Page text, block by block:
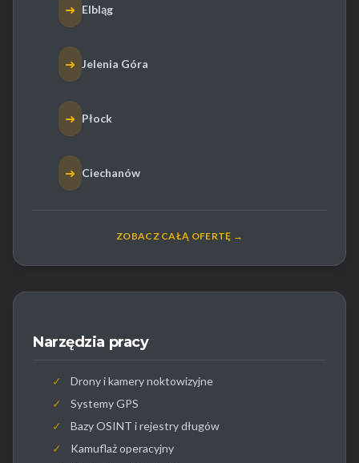
➜ Elbląg
➜ Jelenia Góra
➜ Płock
➜ Ciechanów
ZOBACZ CAŁĄ OFERTĘ →
Narzędzia pracy
✓
Drony i kamery noktowizyjne
✓
Systemy GPS
✓
Bazy OSINT i rejestry długów
✓
Kamuflaż operacyjny